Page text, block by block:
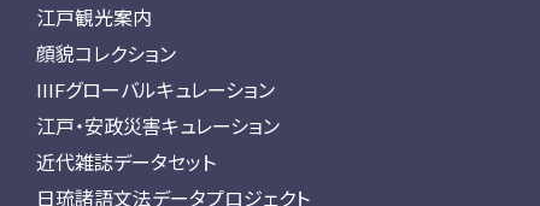
江戸観光案内
顔貌コレクション
IIIFグローバルキュレーション
江戸・安政災害キュレーション
近代雑誌データセット
日琉諸語文法データプロジェクト